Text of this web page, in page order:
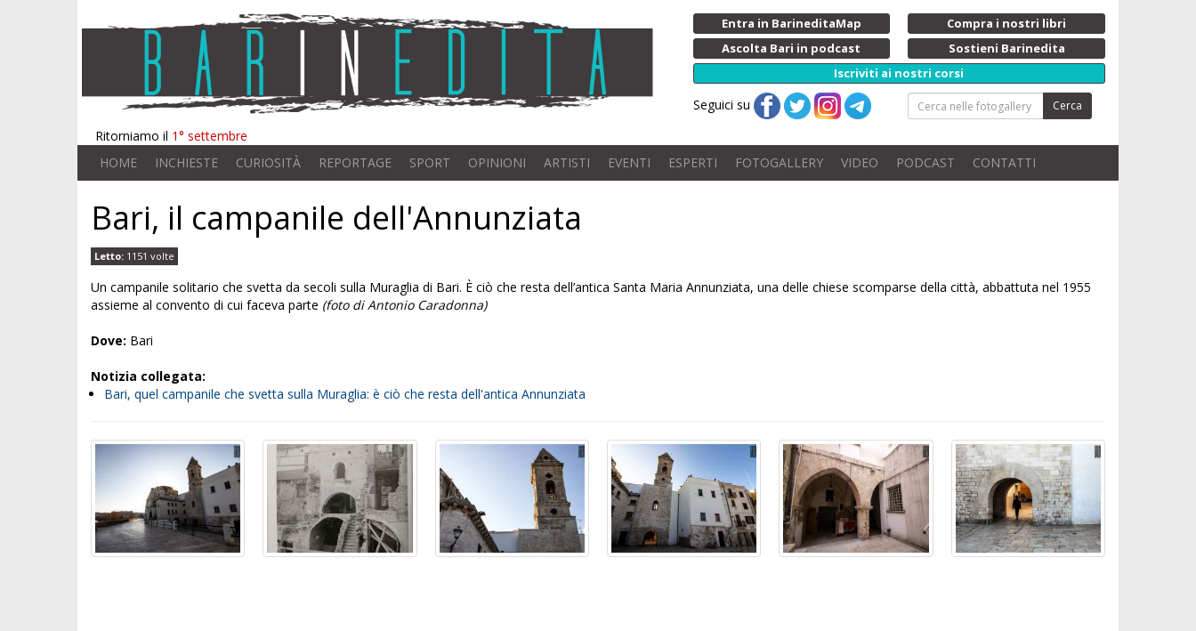
Ritorniamo il 1° settembre
Entra in BarineditaMap
Compra i nostri libri
Ascolta Bari in podcast
Sostieni Barinedita
Iscriviti ai nostri corsi
Seguici su Cerca
HOME INCHIESTE CURIOSITÀ REPORTAGE SPORT OPINIONI ARTISTI EVENTI ESPERTI FOTOGALLERY VIDEO PODCAST CONTATTI
Bari, il campanile dell'Annunziata
Letto: 1151 volte
Un campanile solitario che svetta da secoli sulla Muraglia di Bari. È ciò che resta dell’antica Santa Maria Annunziata, una delle chiese scomparse della città, abbattuta nel 1955
assieme al convento di cui faceva parte (foto di Antonio Caradonna)
Dove: Bari
Notizia collegata:
Bari, quel campanile che svetta sulla Muraglia: è ciò che resta dell'antica Annunziata